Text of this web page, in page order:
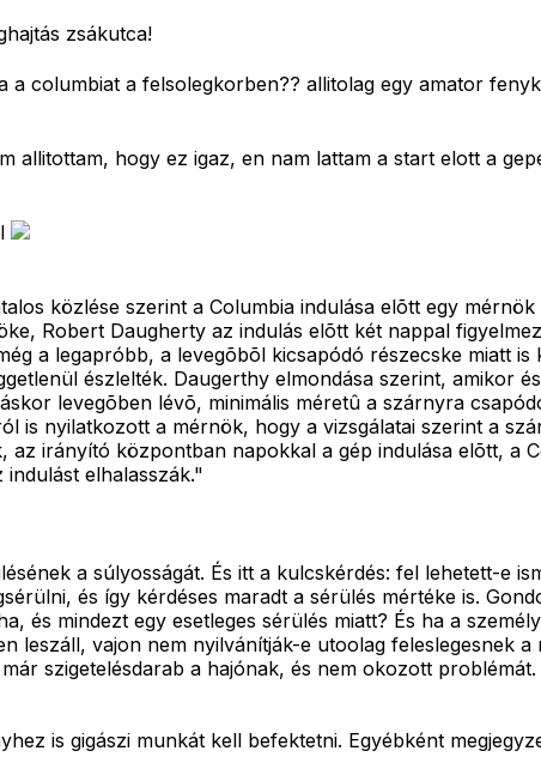
zsákutca!
a columbiat a felsolegkorben?? allitolag egy amator
allitottam, hogy ez igaz, en nam lattam a start elott a
közlése szerint a Columbia indulása elõtt egy
Robert Daugherty az indulás elõtt két nappal
a legapróbb, a levegõbõl kicsapódó részecske miatt
észlelték. Daugerthy elmondása szerint, amikor
levegõben lévõ, minimális méretû a szárnyra
is nyilatkozott a mérnök, hogy a vizsgálatai szerint a
irányító központban napokkal a gép indulása elõtt, a
elhalasszák."
a súlyosságát. És itt a kulcskérdés: fel lehetett-e
és így kérdéses maradt a sérülés mértéke is.
és mindezt egy esetleges sérülés miatt? És ha a
leszáll, vajon nem nyilvánítják-e utoolag feleslegesnek
szigetelésdarab a hajónak, és nem okozott
is gigászi munkát kell befektetni. Egyébként